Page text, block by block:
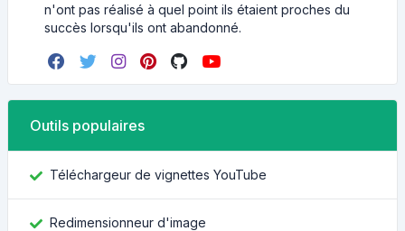
n'ont pas réalisé à quel point ils étaient proches du
succès lorsqu'ils ont abandonné.
Outils populaires
Téléchargeur de vignettes YouTube
Redimensionneur d'image